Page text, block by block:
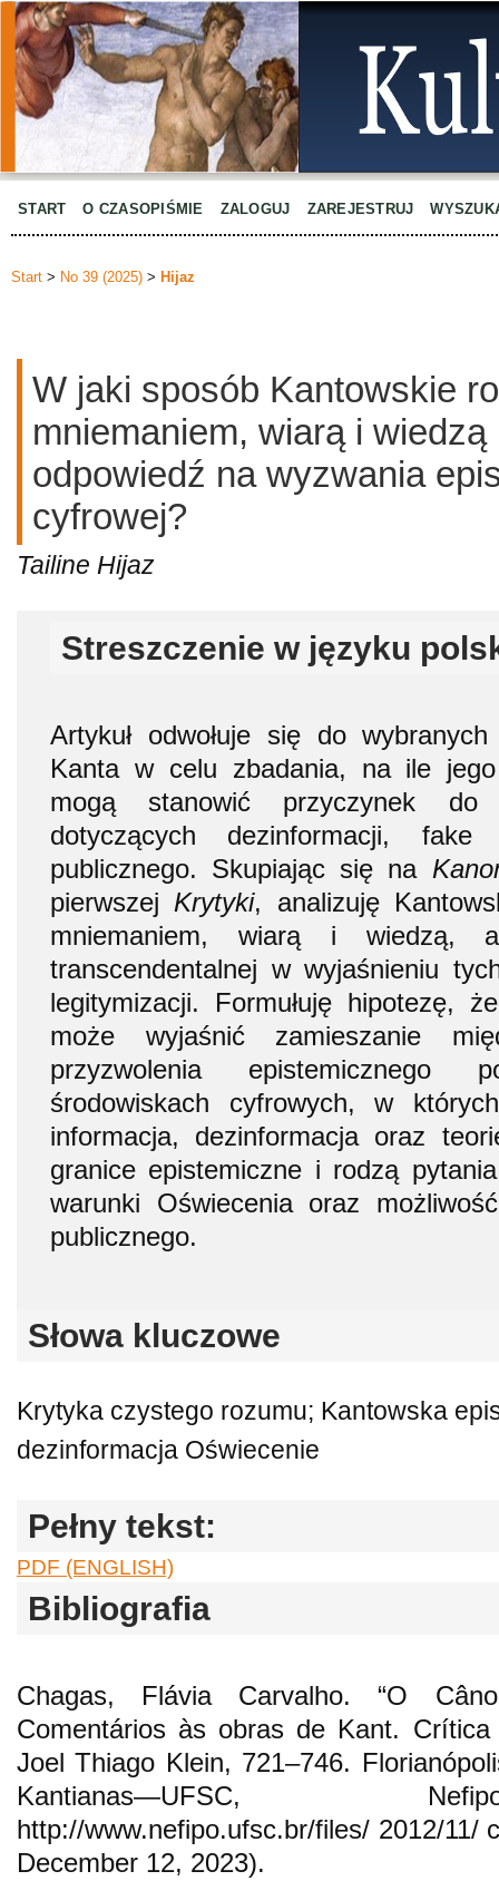
START O CZASOPIŚMIE ZALOGUJ ZAREJESTRUJ
Start > No 39 (2025) > Hijaz
W jaki sposób Kantowskie
mniemaniem, wiarą i
odpowiedź na wyzwania
cyfrowej?
Tailine Hijaz
Streszczenie w języku
Artykuł odwołuje się do
Kanta w celu zbadania, na ile jego
mogą stanowić przyczynek do
dotyczących dezinformacji,
publicznego. Skupiając się na
pierwszej Krytyki, analizuję
mniemaniem, wiarą i wiedzą,
transcendentalnej w wyjaśnieniu
legitymizacji. Formułuję hipotezę,
może wyjaśnić zamieszanie
przyzwolenia epistemicznego
środowiskach cyfrowych, w
informacja, dezinformacja oraz
granice epistemiczne i rodzą
warunki Oświecenia oraz
publicznego.
Słowa kluczowe
Krytyka czystego rozumu; Kantowska
dezinformacja Oświecenie
Pełny tekst:
PDF (ENGLISH)
Bibliografia
Chagas, Flávia Carvalho. “O
Comentários às obras de Kant.
Joel Thiago Klein, 721–746.
Kantianas—UFSC,
http://www.nefipo.ufsc.br/files/ 2012/11/
December 12, 2023).